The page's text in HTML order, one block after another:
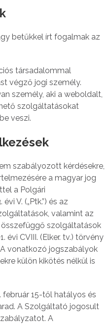
betűkkel írt fogalmak az
társadalommal
végző jogi személy.
személy, aki a weboldalt,
szolgáltatásokat
veszi.
szabályozott kérdésekre,
a magyar jog
a Polgári
V. („Ptk.”) és az
valamint az
szolgáltatások
évi CVIII. (Elker. tv.) törvény
vonatkozó jogszabályok
külön kikötés nélkül is
február 15-től hatályos és
A Szolgáltató jogosult
A